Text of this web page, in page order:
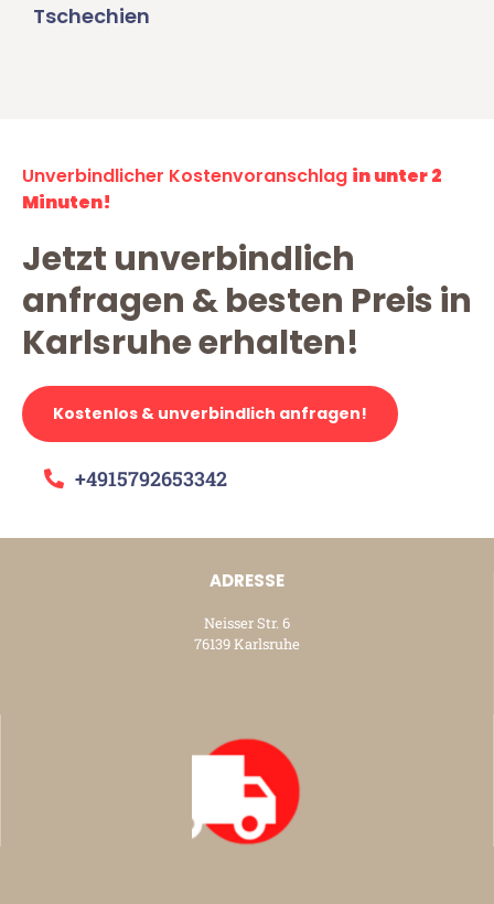
Tschechien
Unverbindlicher Kostenvoranschlag in unter 2
Minuten!
Jetzt unverbindlich
anfragen & besten Preis in
Karlsruhe erhalten!
Kostenlos & unverbindlich anfragen!
+4915792653342
ADRESSE
Neisser Str. 6
76139 Karlsruhe